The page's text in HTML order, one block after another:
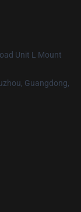
Unit L Mount
Guangdong,